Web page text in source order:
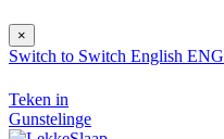
×
Switch to Switch English ENG
Teken in
Gunstelinge